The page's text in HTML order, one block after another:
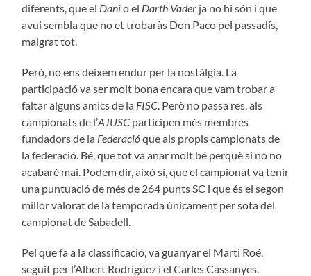
diferents, que el Danio el Darth Vader ja no hi són i que
avui sembla que no et trobaràs Don Paco pel passadís,
malgrat tot.
Però, no ens deixem endur per la nostàlgia. La
participació va ser molt bona encara que vam trobar a
faltar alguns amics de la FISC. Però no passa res, als
campionats de l’AJUSC participen més membres
fundadors de la Federacióque als propis campionats de
la federació. Bé, que tot va anar molt bé perquè si no no
acabaré mai. Podem dir, això sí, que el campionat va tenir
una puntuació de més de 264 punts SC i que és el segon
millor valorat de la temporada únicament per sota del
campionat de Sabadell.
Pel que fa a la classificació, va guanyar el Marti Roé,
seguit per l’Albert Rodríguez i el Carles Cassanyes.